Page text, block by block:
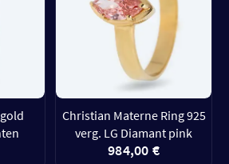
Christian Materne Ring 925
verg. LG Diamant pink
984,00 €